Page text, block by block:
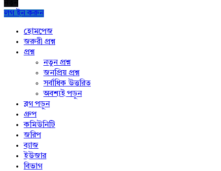
লগ ইন করুন
Exploreহোমপেজ
জরুরী প্রশ্ন
প্রশ্ন
নতুন প্রশ্ন
জনপ্রিয় প্রশ্ন
সর্বাধিক উত্তরিত
অবশ্যই পড়ুন
ব্লগ পড়ুন
গ্রুপ
কমিউনিটি
জরিপ
ব্যাজ
ইউজার
বিভাগ